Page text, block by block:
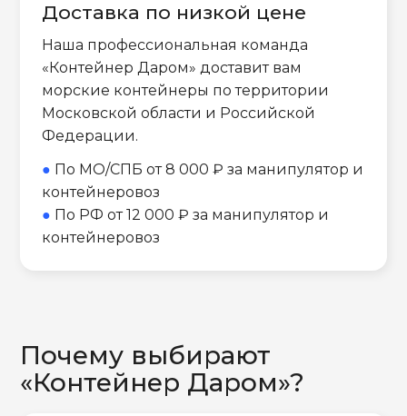
Доставка по низкой цене
Наша профессиональная команда
«Контейнер Даром» доставит вам
морские контейнеры по территории
Московской области и Российской
Федерации.
● По МО/СПБ от 8 000 ₽ за манипулятор и
контейнеровоз
● По РФ от 12 000 ₽ за манипулятор и
контейнеровоз
Почему выбирают
«Контейнер Даром»?